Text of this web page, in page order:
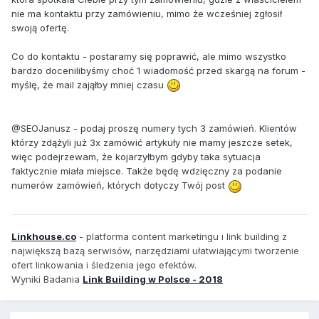
nie ma kontaktu przy zamówieniu, mimo że wcześniej zgłosił
swoją ofertę.
Co do kontaktu - postaramy się poprawić, ale mimo wszystko
bardzo docenilibyśmy choć 1 wiadomość przed skargą na forum -
myślę, że mail zająłby mniej czasu
@SEOJanusz - podaj proszę numery tych 3 zamówień. Klientów
którzy zdążyli już 3x zamówić artykuły nie mamy jeszcze setek,
więc podejrzewam, że kojarzyłbym gdyby taka sytuacja
faktycznie miała miejsce. Także będę wdzięczny za podanie
numerów zamówień, których dotyczy Twój post
Linkhouse.co - platforma content marketingu i link building z
największą bazą serwisów, narzędziami ułatwiającymi tworzenie
ofert linkowania i śledzenia jego efektów.
Wyniki Badania Link Building w Polsce - 2018